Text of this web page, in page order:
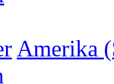
Amerika